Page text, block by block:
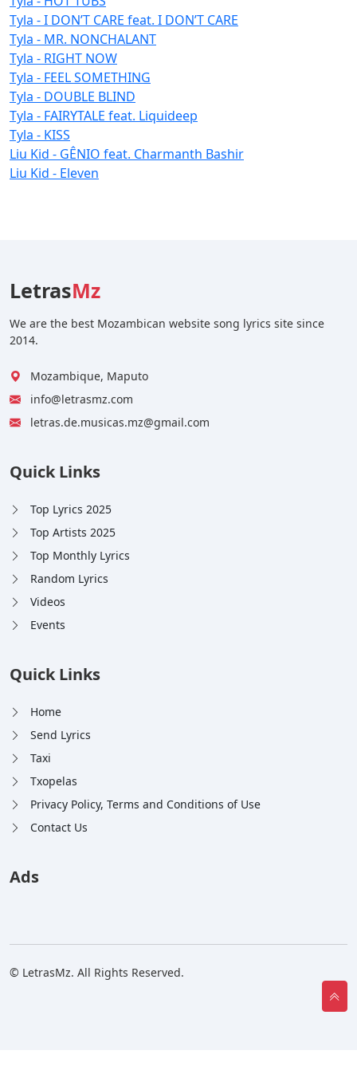
Tyla - I DON’T CARE feat. I DON’T CARE
Tyla - MR. NONCHALANT
Tyla - RIGHT NOW
Tyla - FEEL SOMETHING
Tyla - DOUBLE BLIND
Tyla - FAIRYTALE feat. Liquideep
Tyla - KISS
Liu Kid - GÊNIO feat. Charmanth Bashir
Liu Kid - Eleven
LetrasMz
We are the best Mozambican website song lyrics site since
2014.
Mozambique, Maputo
info@letrasmz.com
letras.de.musicas.mz@gmail.com
Quick Links
Top Lyrics 2025
Top Artists 2025
Top Monthly Lyrics
Random Lyrics
Videos
Events
Quick Links
Home
Send Lyrics
Taxi
Txopelas
Privacy Policy, Terms and Conditions of Use
Contact Us
Ads
© LetrasMz. All Rights Reserved.